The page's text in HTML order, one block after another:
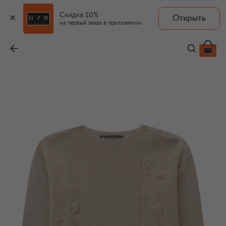
Скидка 10%
на первый заказ в приложении
Открыть
19 950 ₽